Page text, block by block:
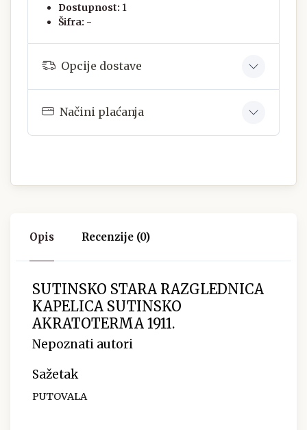
Dostupnost: 1
Šifra: -
Opcije dostave
Načini plaćanja
Opis Recenzije (0)
SUTINSKO STARA RAZGLEDNICA
KAPELICA SUTINSKO
AKRATOTERMA 1911.
Nepoznati autori
Sažetak
PUTOVALA